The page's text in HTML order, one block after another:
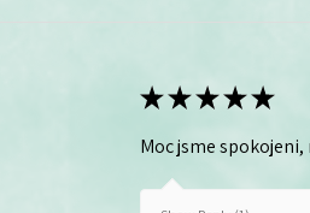
★★★★★
Moc jsme